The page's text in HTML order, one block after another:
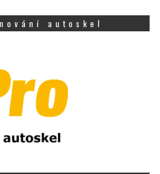
autoskel